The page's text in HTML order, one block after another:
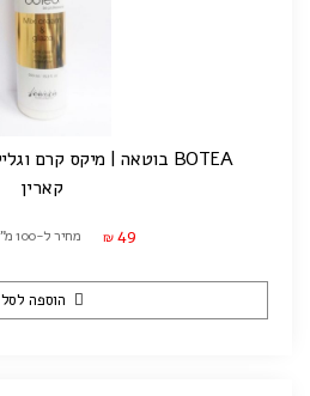
BOTEA בוטאה | מיקס קרם וגלייז 80/20 | 500 מ"ל
קארין
₪ 49 מחיר ל-100 מ"ל: ₪9.80
הוספה לסל